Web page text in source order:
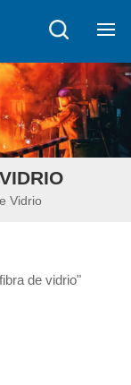
Vidrio
de vidrio"